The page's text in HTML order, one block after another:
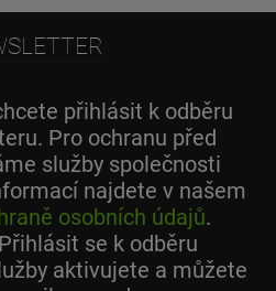
přihlásit k odběru
Pro ochranu před
služby společnosti
najdete v našem
osobních údajů.
se k odběru
aktivujete a můžete